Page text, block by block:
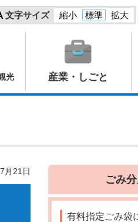
文字サイズ 縮小 標準 拡大
光 産業・しごと
月21日
ごみ
有料指定ごみ袋